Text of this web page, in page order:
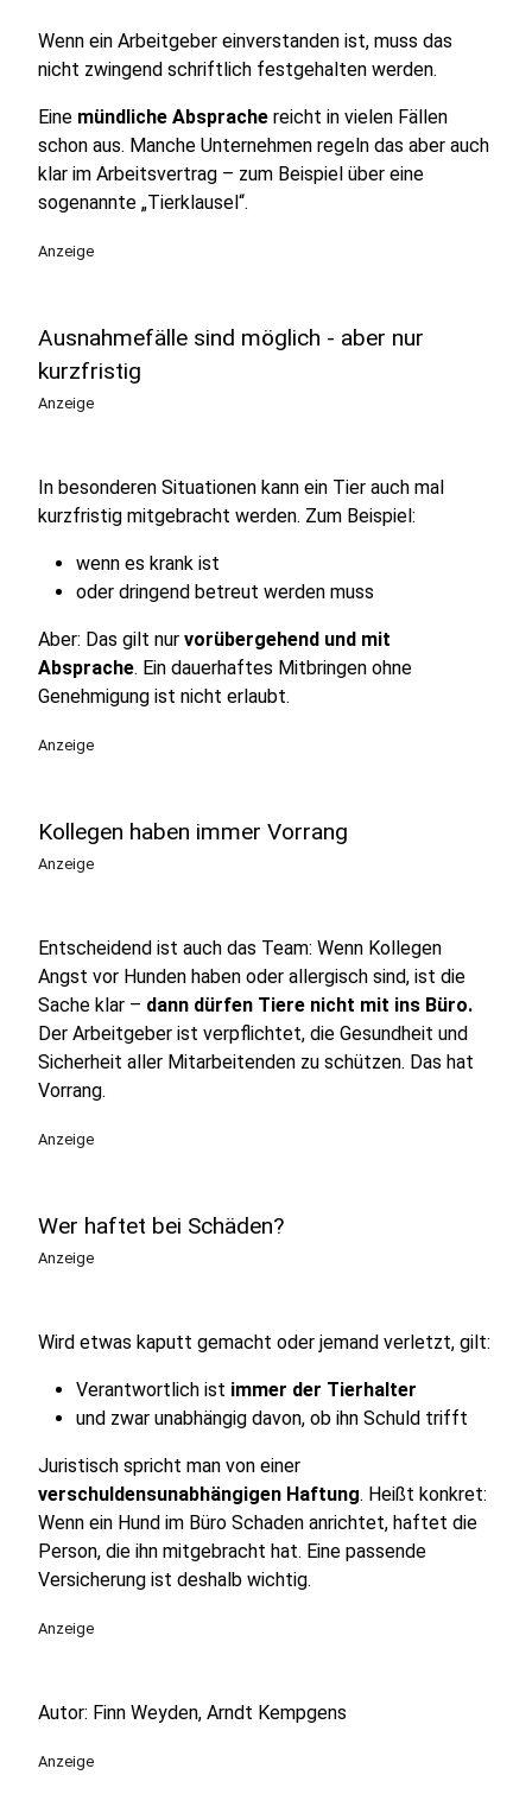
Wenn ein Arbeitgeber einverstanden ist, muss das
nicht zwingend schriftlich festgehalten werden.
Eine mündliche Absprache reicht in vielen Fällen
schon aus. Manche Unternehmen regeln das aber auch
klar im Arbeitsvertrag – zum Beispiel über eine
sogenannte „Tierklausel“.
Anzeige
Ausnahmefälle sind möglich - aber nur
kurzfristig
Anzeige
In besonderen Situationen kann ein Tier auch mal
kurzfristig mitgebracht werden. Zum Beispiel:
wenn es krank ist
oder dringend betreut werden muss
Aber: Das gilt nur vorübergehend und mit
Absprache. Ein dauerhaftes Mitbringen ohne
Genehmigung ist nicht erlaubt.
Anzeige
Kollegen haben immer Vorrang
Anzeige
Entscheidend ist auch das Team: Wenn Kollegen
Angst vor Hunden haben oder allergisch sind, ist die
Sache klar – dann dürfen Tiere nicht mit ins Büro.
Der Arbeitgeber ist verpflichtet, die Gesundheit und
Sicherheit aller Mitarbeitenden zu schützen. Das hat
Vorrang.
Anzeige
Wer haftet bei Schäden?
Anzeige
Wird etwas kaputt gemacht oder jemand verletzt, gilt:
Verantwortlich ist immer der Tierhalter
und zwar unabhängig davon, ob ihn Schuld trifft
Juristisch spricht man von einer
verschuldensunabhängigen Haftung. Heißt konkret:
Wenn ein Hund im Büro Schaden anrichtet, haftet die
Person, die ihn mitgebracht hat. Eine passende
Versicherung ist deshalb wichtig.
Anzeige
Autor: Finn Weyden, Arndt Kempgens
Anzeige